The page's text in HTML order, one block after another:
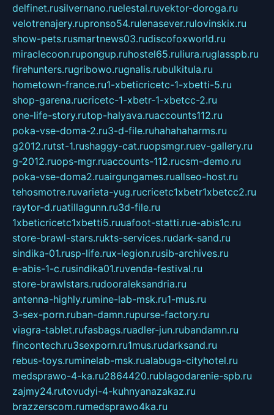
delfinet.rusilvernano.ruelestal.ruvektor-doroga.ru
velotrenajery.rupronso54.rulenasever.rulovinskix.ru
show-pets.rusmartnews03.rudiscofoxworld.ru
miraclecoon.rupongup.ruhostel65.ruliura.ruglasspb.ru
firehunters.rugribowo.rugnalis.rubulkitula.ru
hometown-france.ru1-xbeticricetc-1-xbetti-5.ru
shop-garena.rucricetc-1-xbetr-1-xbetcc-2.ru
one-life-story.rutop-halyava.ruaccounts112.ru
poka-vse-doma-2.ru3-d-file.ruhahahaharms.ru
g2012.rutst-1.rushaggy-cat.ruopsmgr.ruev-gallery.ru
g-2012.ruops-mgr.ruaccounts-112.rucsm-demo.ru
poka-vse-doma2.ruairgungames.ruallseo-host.ru
tehosmotre.ruvarieta-yug.rucricetc1xbetr1xbetcc2.ru
raytor-d.ruatillagunn.ru3d-file.ru
1xbeticricetc1xbetti5.ruuafoot-statti.rue-abis1c.ru
store-brawl-stars.rukts-services.rudark-sand.ru
sindika-01.rusp-life.rux-legion.rusib-archives.ru
e-abis-1-c.rusindika01.ruvenda-festival.ru
store-brawlstars.rudooraleksandria.ru
antenna-highly.rumine-lab-msk.ru1-mus.ru
3-sex-porn.ruban-damn.rupurse-factory.ru
viagra-tablet.rufasbags.ruadler-jun.rubandamn.ru
fincontech.ru3sexporn.ru1mus.rudarksand.ru
rebus-toys.ruminelab-msk.rualabuga-cityhotel.ru
medsprawo-4-ka.ru2864420.rublagodarenie-spb.ru
zajmy24.rutovudyi-4-kuhnyanazakaz.ru
brazzerscom.rumedsprawo4ka.ru